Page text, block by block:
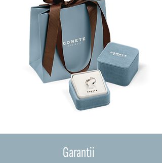
Garantii